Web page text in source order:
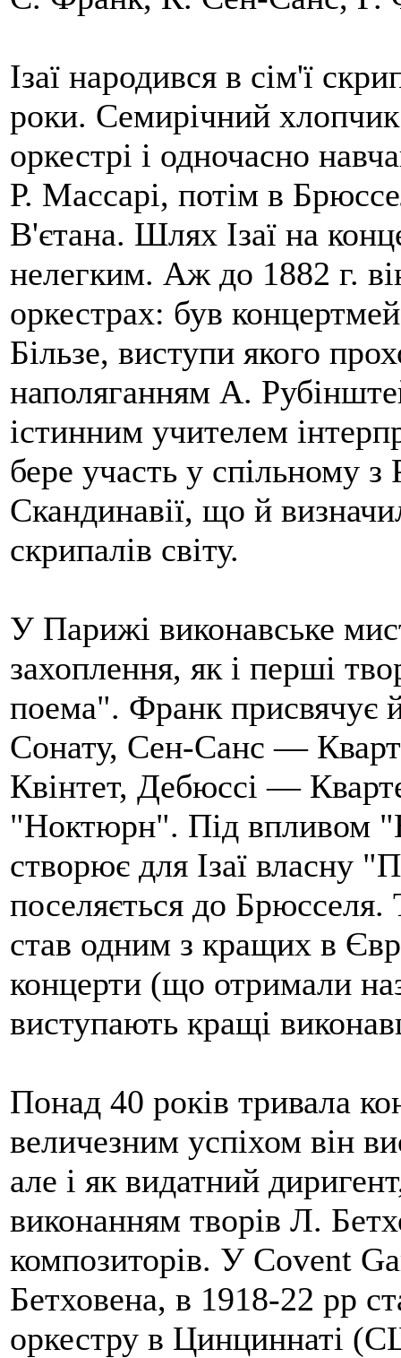
Ізаї народився в сім'ї
роки. Семирічний
оркестрі і одночасно
Р. Массарі, потім в
В'єтана. Шлях Ізаї на
нелегким. Аж до 1882 г.
оркестрах: був
Більзе, виступи якого
наполяганням А.
істинним учителем
бере участь у спільному
Скандинавії, що й
скрипалів світу.
У Парижі виконавське
захоплення, як і перші
поема". Франк присвячує
Сонату, Сен-Санс —
Квінтет, Дебюссі —
"Ноктюрн". Під впливом
створює для Ізаї власну
поселяється до Брюсселя.
став одним з кращих в
концерти (що отримали
виступають кращі
Понад 40 років тривала
величезним успіхом він
але і як видатний
виконанням творів Л.
композиторів. У Covent
Бетховена, в 1918-22 рр
оркестру в Цинциннаті